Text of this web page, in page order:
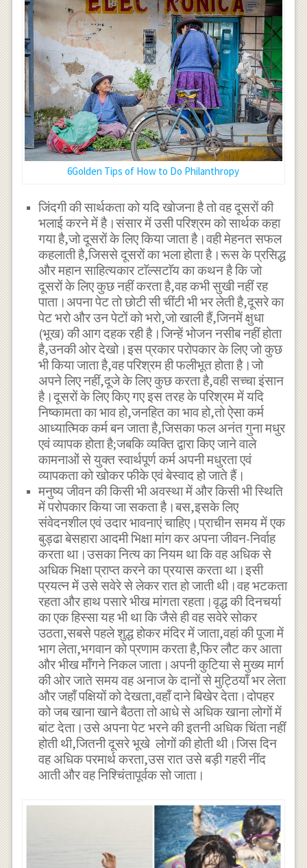
6Golden Tips of How to Do Philanthropy
जिंदगी की सार्थकता को यदि खोजना है तो वह दूसरों की
भलाई करने में है।संसार में उसी परिश्रम को सार्थक कहा
गया है,जो दूसरों के लिए किया जाता है।वही मेहनत सफल
कहलाती है,जिससे दूसरों का भला होता है।रूस के प्रसिद्ध
और महान साहित्यकार टाॅल्सटाॅय का कथन है कि जो
दूसरों के लिए कुछ नहीं करता है,वह कभी सुखी नहीं रह
पाता।अपना पेट तो छोटी सी चींटी भी भर लेती है,दूसरे का
पेट भरो और उन पेटों को भरो,जो खाली हैं,जिनमें क्षुधा
(भूख) की आग दहक रही है।जिन्हें भोजन नसीब नहीं होता
है,उनकी ओर देखो।इस प्रकार परोपकार के लिए जो कुछ
भी किया जाता है,वह परिश्रम ही फलीभूत होता है।जो
अपने लिए नहीं,दूजे के लिए कुछ करता है,वही सच्चा इंसान
है।दूसरों के लिए किए गए इस तरह के परिश्रम में यदि
निष्कामता का भाव हो,जनहित का भाव हो,तो ऐसा कर्म
आध्यात्मिक कर्म बन जाता है,जिसका फल अनंत गुना मधुर
एवं व्यापक होता है;जबकि व्यक्ति द्वारा किए जाने वाले
कामनाओं से युक्त स्वार्थपूर्ण कर्म अपनी मधुरता एवं
व्यापकता को खोकर फीके एवं बेस्वाद हो जाते हैं।
मनुष्य जीवन की किसी भी अवस्था में और किसी भी स्थिति
में परोपकार किया जा सकता है।बस,इसके लिए
संवेदनशील एवं उदार भावनाएं चाहिए।प्राचीन समय में एक
बुड्ढा बेसहारा आदमी भिक्षा मांग कर अपना जीवन-निर्वाह
करता था।उसका नित्य का नियम था कि वह अधिक से
अधिक भिक्षा प्राप्त करने का प्रयास करता था।इसी
प्रयत्न में उसे सवेरे से लेकर रात हो जाती थी।वह भटकता
रहता और हाथ पसारे भीख मांगता रहता।वृद्ध की दिनचर्या
का एक हिस्सा यह भी था कि जैसे ही वह सवेरे सोकर
उठता,सबसे पहले शुद्ध होकर मंदिर में जाता,वहां की पूजा में
भाग लेता,भगवान को प्रणाम करता है,फिर लौट कर आता
और भीख माँगने निकल जाता।अपनी कुटिया से मुख्य मार्ग
की ओर जाते समय वह अनाज के दानों से मुट्ठियाँ भर लेता
और जहाँ पक्षियों को देखता,वहाँ दाने बिखेर देता।दोपहर
को जब खाना खाने बैठता तो आधे से अधिक खाना लोगों में
बांट देता।उसे अपना पेट भरने की इतनी अधिक चिंता नहीं
होती थी,जितनी दूसरे भूखे लोगों की होती थी।जिस दिन
वह अधिक परमार्थ करता,उस रात उसे बड़ी गहरी नींद
आती और वह निश्चिंतापूर्वक सो जाता।